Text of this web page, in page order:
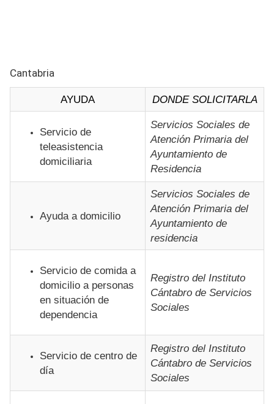
Cantabria
AYUDA DONDE SOLICITARLA
Servicio de
teleasistencia
domiciliaria
Servicios Sociales de
Atención Primaria del
Ayuntamiento de
Residencia
Ayuda a domicilio
Servicios Sociales de
Atención Primaria del
Ayuntamiento de
residencia
Servicio de comida a
domicilio a personas
en situación de
dependencia
Registro del Instituto
Cántabro de Servicios
Sociales
Servicio de centro de
día
Registro del Instituto
Cántabro de Servicios
Sociales